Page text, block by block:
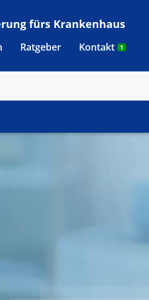
Ratgeber Kontakt 1
fürs Krankenhaus